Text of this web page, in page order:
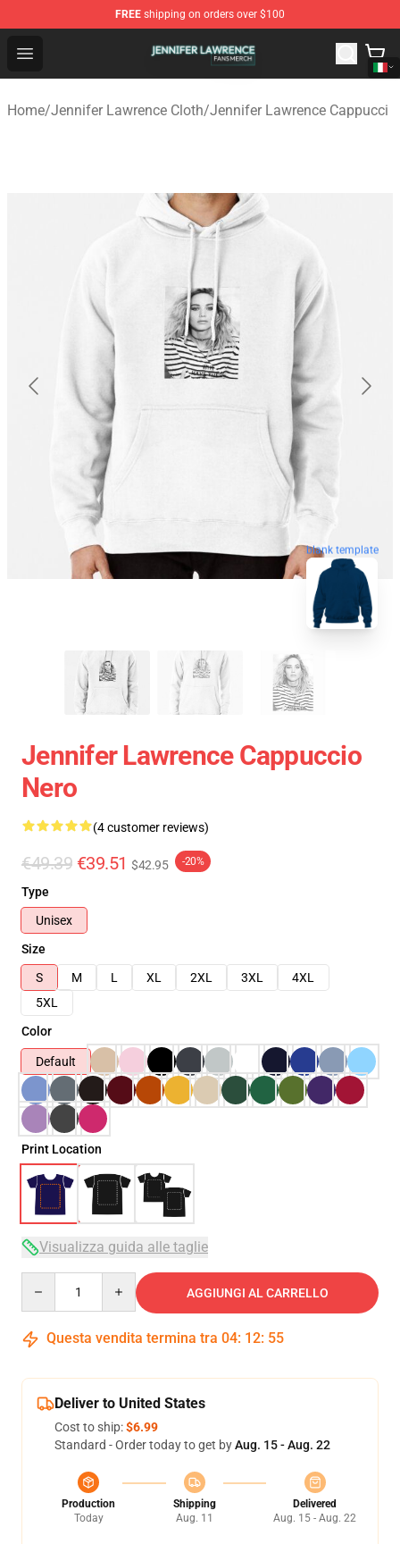
FREE shipping on orders over $100
Open menu
Jennifer Lawrence Shop - Official Jennifer Lawrence
Home/Jennifer Lawrence Cloth/Jennifer Lawrence Cappucci
blank template
Jennifer Lawrence Cappuccio
Nero
(4 customer reviews)
€49.39 €39.51 $42.95 -20%
Type
Unisex
Size
S
M L XL 2XL 3XL
4XL
5XL
Color
Default
Print Location
Visualizza guida alle taglie
AGGIUNGI AL CARRELLO
Questa vendita termina tra 04: 12: 54
Deliver to United States
Cost to ship:$6.99
Standard - Order today to get byAug. 15 - Aug. 22
Production
Today
Shipping
Aug. 11
Delivered
Aug. 15 - Aug. 22